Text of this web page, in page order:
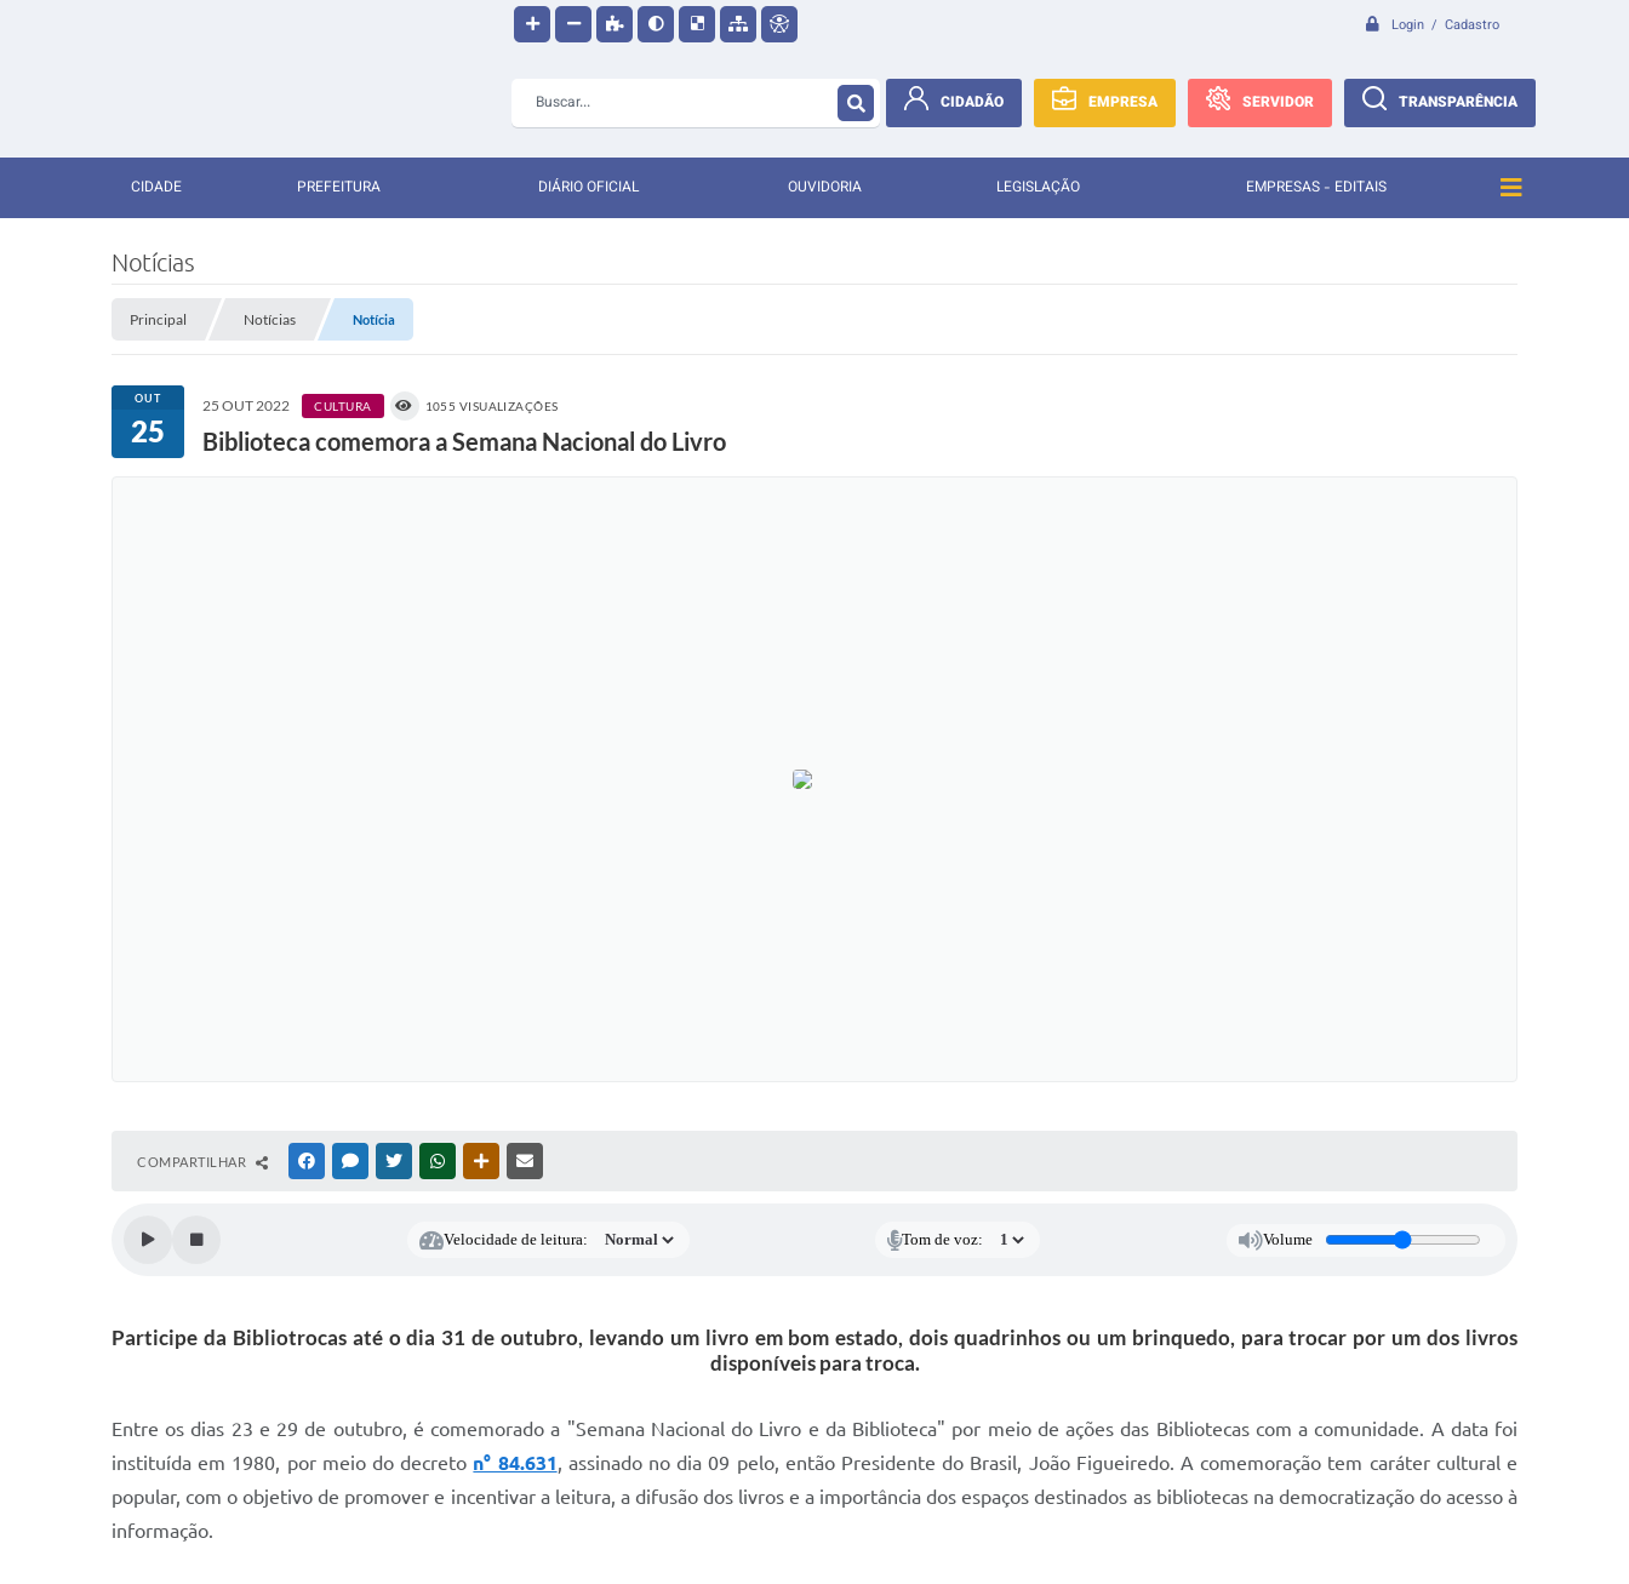
Login / Cadastro
CIDADÃO EMPRESA SERVIDOR TRANSPARÊNCIA
CIDADE PREFEITURA DIÁRIO OFICIAL OUVIDORIA LEGISLAÇÃO EMPRESAS - EDITAIS
Notícias
Principal Notícias Notícia
OUT
25
25 OUT 2022 CULTURA 1055 VISUALIZAÇÕES
Biblioteca comemora a Semana Nacional do Livro
COMPARTILHAR FACEBOOKMESSENGER
TWITTERWHATSAPPOUTRAS MÍDIAS
Velocidade de leitura: Tom de voz: Volume
Participe da Bibliotrocas até o dia 31 de outubro, levando um livro em bom estado, dois quadrinhos ou um brinquedo, para trocar por um dos livros
disponíveis para troca.
Entre os dias 23 e 29 de outubro, é comemorado a "Semana Nacional do Livro e da Biblioteca" por meio de ações das Bibliotecas com a comunidade. A data foi
instituída em 1980, por meio do decreto n° 84.631, assinado no dia 09 pelo, então Presidente do Brasil, João Figueiredo. A comemoração tem caráter cultural e
popular, com o objetivo de promover e incentivar a leitura, a difusão dos livros e a importância dos espaços destinados as bibliotecas na democratização do acesso à
informação.